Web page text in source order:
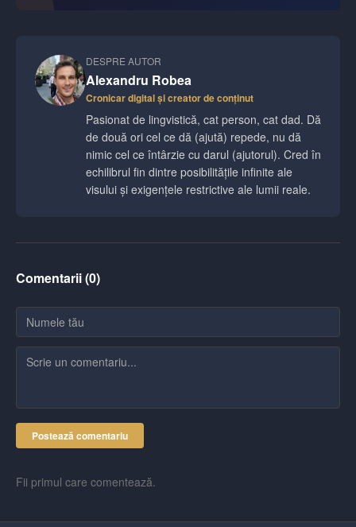
DESPRE AUTOR
Alexandru Robea
Cronicar digital și creator de conținut
Pasionat de lingvistică, cat person, cat dad. Dă
de două ori cel ce dă (ajută) repede, nu dă
nimic cel ce întârzie cu darul (ajutorul). Cred în
echilibrul fin dintre posibilitățile infinite ale
visului și exigențele restrictive ale lumii reale.
Comentarii (0)
Postează comentariu
Fii primul care comentează.